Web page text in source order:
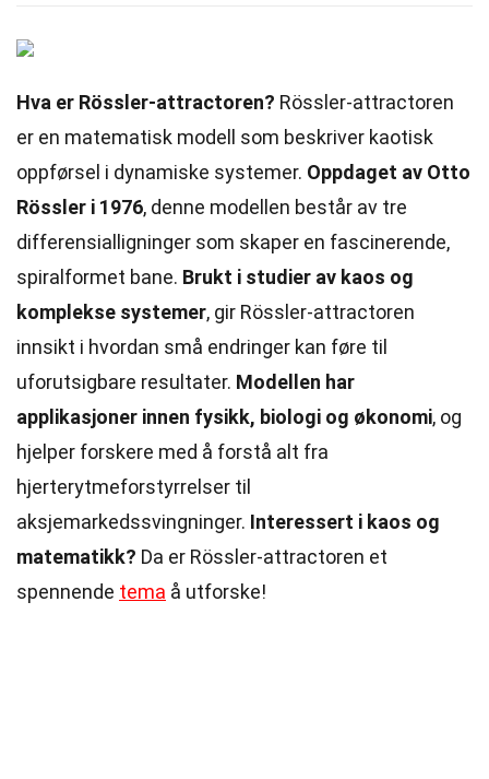
Hva er Rössler-attractoren? Rössler-attractoren
er en matematisk modell som beskriver kaotisk
oppførsel i dynamiske systemer. Oppdaget av Otto
Rössler i 1976, denne modellen består av tre
differensialligninger som skaper en fascinerende,
spiralformet bane. Brukt i studier av kaos og
komplekse systemer, gir Rössler-attractoren
innsikt i hvordan små endringer kan føre til
uforutsigbare resultater. Modellen har
applikasjoner innen fysikk, biologi og økonomi, og
hjelper forskere med å forstå alt fra
hjerterytmeforstyrrelser til
aksjemarkedssvingninger. Interessert i kaos og
matematikk? Da er Rössler-attractoren et
spennende tema å utforske!